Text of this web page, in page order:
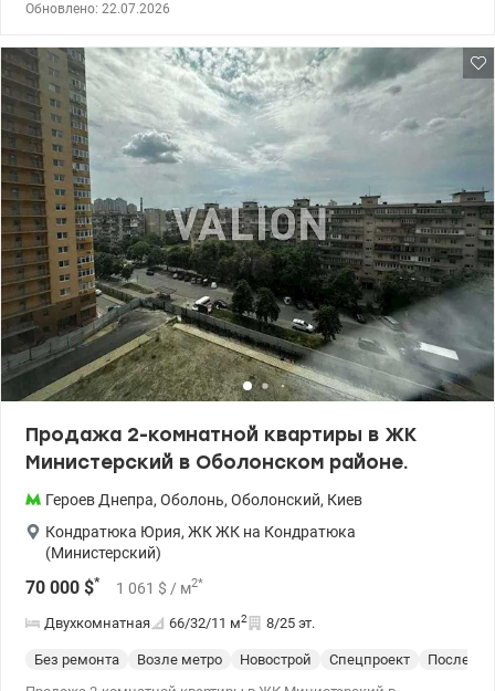
шумоизоляцию. Выполнен качественный ремонт, поэтому
новым владельцам не придется тратить время и средства на
обновление жилья. Преимущества квартиры: - современный
ремонт; - полностью меблирована; - светлые и просторные
комнаты; Функциональная планировка. Дом находится в
отличной локации с развитой инфраструктурой. В пешей
доступности метро, ​​торговые центры, супермаркеты, школы,
детские сады, кафе, зоны отдыха и набережная Днепра. Эта
квартира станет отличным выбором как для комфортного
проживания, так и для выгодной инвестиции с последующей
сдачей в аренду. Звоните, чтобы узнать больше и договориться о
просмотре. 95000 у.е. без комиссии для покупателя 050-984-75-
83 Леся valion.ua/1154173
Обновлено: 22.07.2026
Продажа 2-комнатной квартиры в ЖК
Министерский в Оболонском районе.
Героев Днепра, Оболонь, Оболонский, Киев
Кондратюка Юрия, ЖК ЖК на Кондратюка
(Министерский)
70 000 $* 1 061 $ / м2*
Двухкомнатная 66/32/11 м2 8/25 эт.
Без ремонта Возле метро Новострой Спецпроект
После